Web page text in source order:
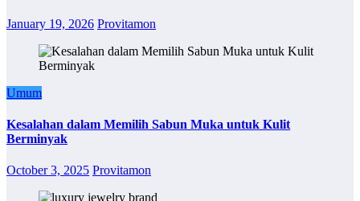
January 19, 2026 Provitamon
Umum
Kesalahan dalam Memilih Sabun Muka untuk Kulit
Berminyak
October 3, 2025 Provitamon